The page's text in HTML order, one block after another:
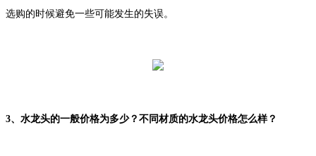
选购的时候避免一些可能发生的失误。
3、水龙头的一般价格为多少？不同材质的水龙头价格怎么样？